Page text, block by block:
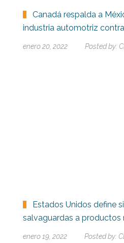
Canadá respalda a
industria automotriz contra
enero 20, 2022 Posted by:
Estados Unidos define
salvaguardas a productos
enero 19, 2022 Posted by: